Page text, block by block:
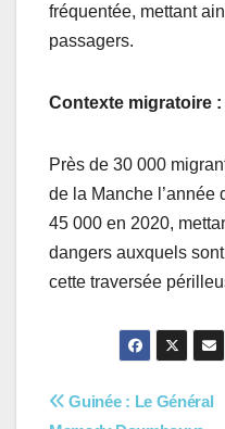
fréquentée, mettant
passagers.
Contexte migratoire :
Près de 30 000
de la Manche l’année
45 000 en 2020,
dangers auxquels
cette traversée
Navigation
Guinée : Le Général